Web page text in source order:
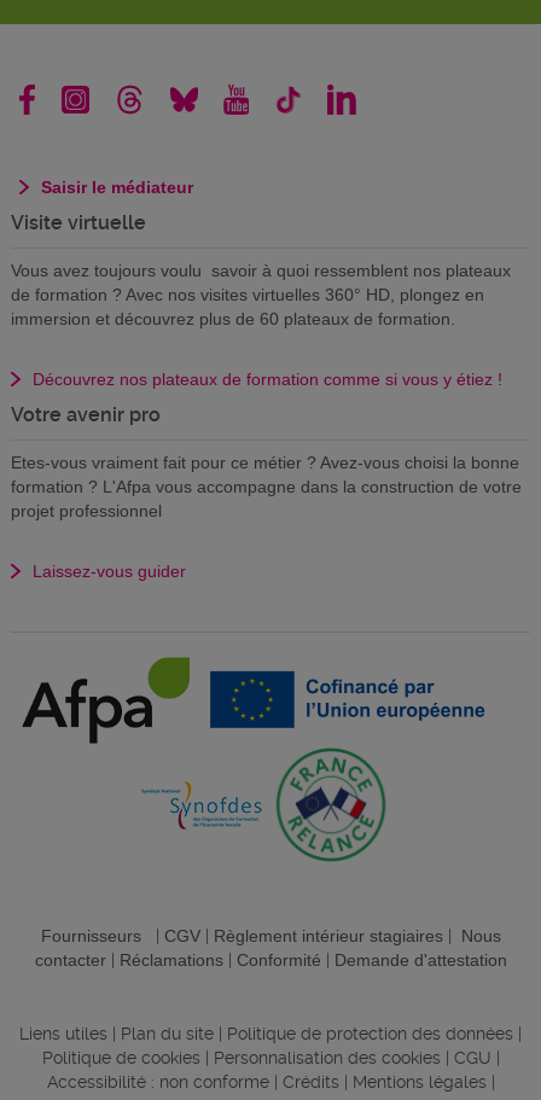
Saisir le médiateur
Visite virtuelle
Vous avez toujours voulu savoir à quoi ressemblent nos plateaux
de formation ? Avec nos visites virtuelles 360° HD, plongez en
immersion et découvrez plus de 60 plateaux de formation.
Découvrez nos plateaux de formation comme si vous y étiez !
Votre avenir pro
Etes-vous vraiment fait pour ce métier ? Avez-vous choisi la bonne
formation ? L'Afpa vous accompagne dans la construction de votre
projet professionnel
Laissez-vous guider
Fournisseurs| CGV| Règlement intérieur stagiaires| Nous
contacter| Réclamations| Conformité Demande d'attestation
Liens utiles Plan du site Politique de protection des données
Politique de cookies
Personnalisation des cookies CGU
Accessibilité : non conforme| Crédits Mentions légales